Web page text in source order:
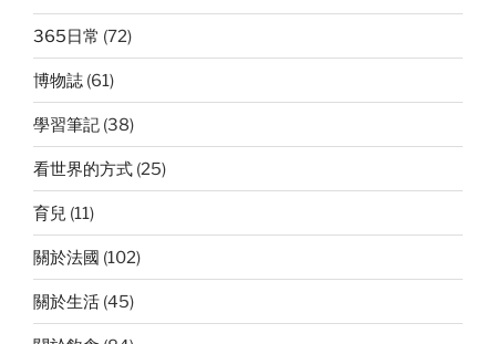
365日常 (72)
博物誌 (61)
學習筆記 (38)
看世界的方式 (25)
育兒 (11)
關於法國 (102)
關於生活 (45)